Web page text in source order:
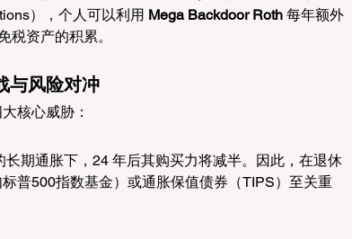
），个人可以利用 Mega Backdoor Roth 每年额外
税资产的积累。
与风险对冲
核心威胁：
期通胀下，24 年后其购买力将减半。因此，在退休
普500指数基金）或通胀保值债券（TIPS）至关重